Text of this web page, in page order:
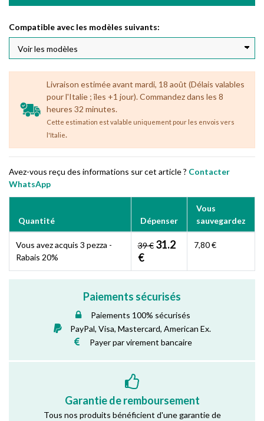
Compatible avec les modèles suivants:
Livraison estimée avant mardi, 18 août (Délais valables
pour l'Italie ; îles +1 jour). Commandez dans les 8
heures 32 minutes.
Cette estimation est valable uniquement pour les envois vers
l'Italie.
Avez-vous reçu des informations sur cet article ? Contacter
WhatsApp
Quantité Dépenser
Vous
sauvegardez
Vous avez acquis 3 pezza -
Rabais 20%
39 € 31.2
€
7,80 €
Paiements sécurisés
Paiements 100% sécurisés
PayPal, Visa, Mastercard, American Ex.
Payer par virement bancaire
Garantie de remboursement
Tous nos produits bénéficient d'une garantie de